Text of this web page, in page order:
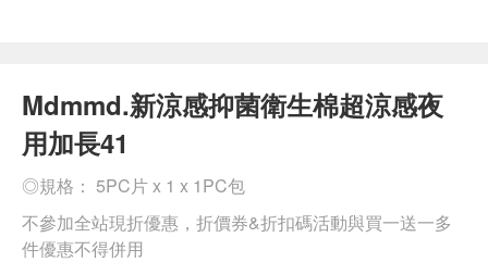
Mdmmd.新涼感抑菌衛生棉超涼感夜
用加長41
◎規格： 5PC片 x 1 x 1PC包
不參加全站現折優惠，折價券&折扣碼活動與買一送一多
件優惠不得併用